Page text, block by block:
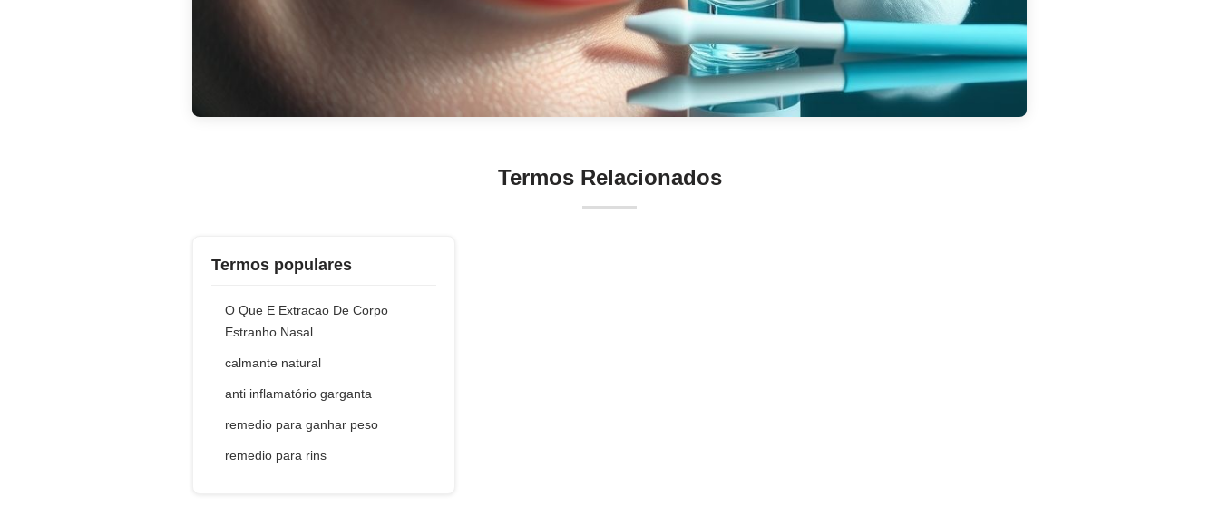
Termos Relacionados
Termos populares
O Que E Extracao De Corpo
Estranho Nasal
calmante natural
anti inflamatório garganta
remedio para ganhar peso
remedio para rins